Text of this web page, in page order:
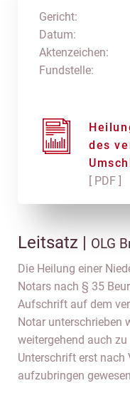
Gericht:
Datum:
Aktenzeichen:
Fundstelle:
des
[ PDF ]
Leitsatz | OLG
Die Heilung einer
Notars nach § 35
Aufschrift auf dem
Notar unterschrieben
weitergehend auch
Unterschrift erst nach
aufzubringen